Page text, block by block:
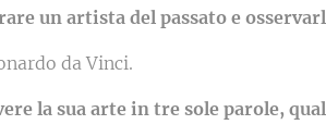
un artista del passato e
da Vinci.
la sua arte in tre sole parole,